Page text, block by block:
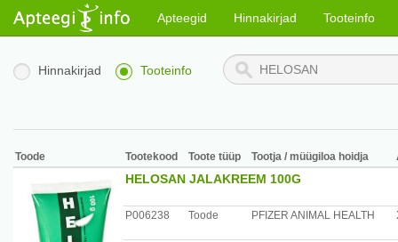
Apteegid Hinnakirjad Tooteinfo
Hinnakirjad Tooteinfo
Toode Tootekood Toote tüüp Tootja / müügiloa hoidja
HELOSAN JALAKREEM 100G
P006238 Toode PFIZER ANIMAL HEALTH